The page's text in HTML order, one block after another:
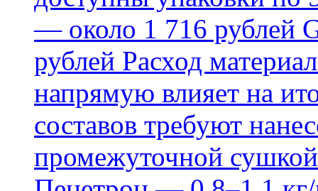
— около 1 716 рублей
рублей Расход
напрямую влияет на
составов требуют
промежуточной